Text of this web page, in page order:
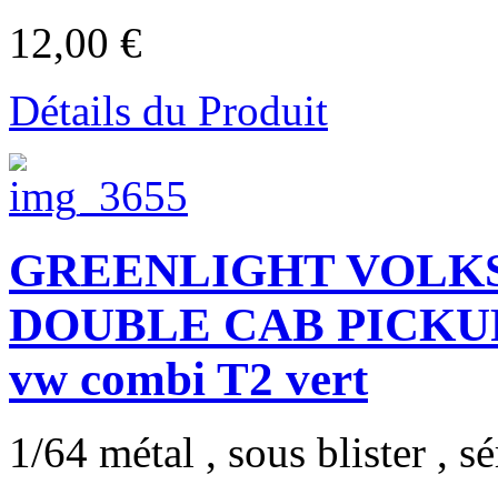
12,00 €
Détails du Produit
GREENLIGHT
DOUBLE CAB
vw combi T2 vert
1/64 métal , sous blister ,